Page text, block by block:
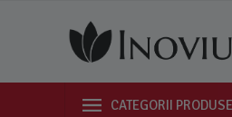
CATEGORII PRODUSE